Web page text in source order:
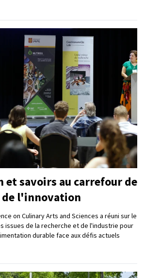
savoirs au carrefour de
l'innovation
on Culinary Arts and Sciences a réuni sur le
issues de la recherche et de l'industrie pour
durable face aux défis actuels